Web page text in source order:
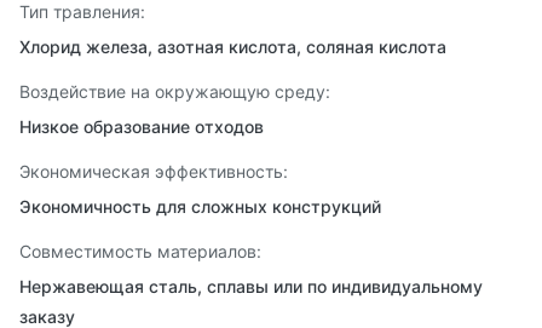
Тип травления:
Хлорид железа, азотная кислота, соляная кислота
Воздействие на окружающую среду:
Низкое образование отходов
Экономическая эффективность:
Экономичность для сложных конструкций
Совместимость материалов:
Нержавеющая сталь, сплавы или по индивидуальному
заказу